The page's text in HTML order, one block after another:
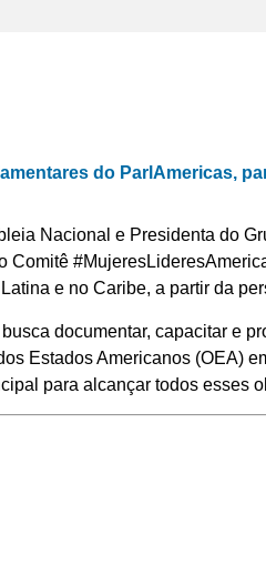
do ParlAmericas,
Nacional e Presidenta do
Comitê
e no Caribe, a partir da
documentar, capacitar e
Estados Americanos (OEA)
para alcançar todos esses